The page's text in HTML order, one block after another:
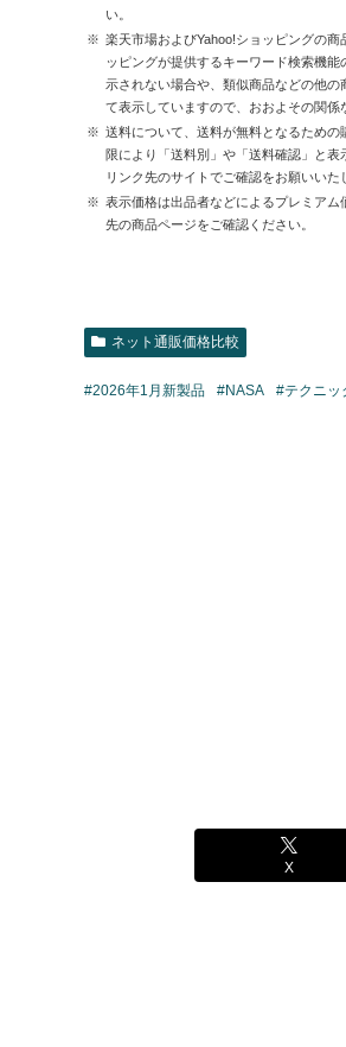
い。
楽天市場およびYahoo!ショッピングの
ッピングが提供するキーワード検索機
示されない場合や、類似商品などの他
て表示していますので、おおよその関係
送料について、送料が無料となるため
限により「送料別」や「送料確認」と
リンク先のサイトでご確認をお願いいた
表示価格は出品者などによるプレミア
先の商品ページをご確認ください。
ネット通販価格比較
#2026年1月新製品 #NASA #テクニッ
X